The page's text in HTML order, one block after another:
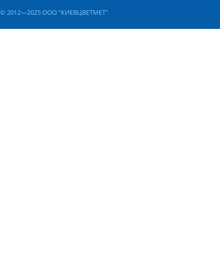
© 2012—2025 ООО "КИЕВЦВЕТМЕТ"